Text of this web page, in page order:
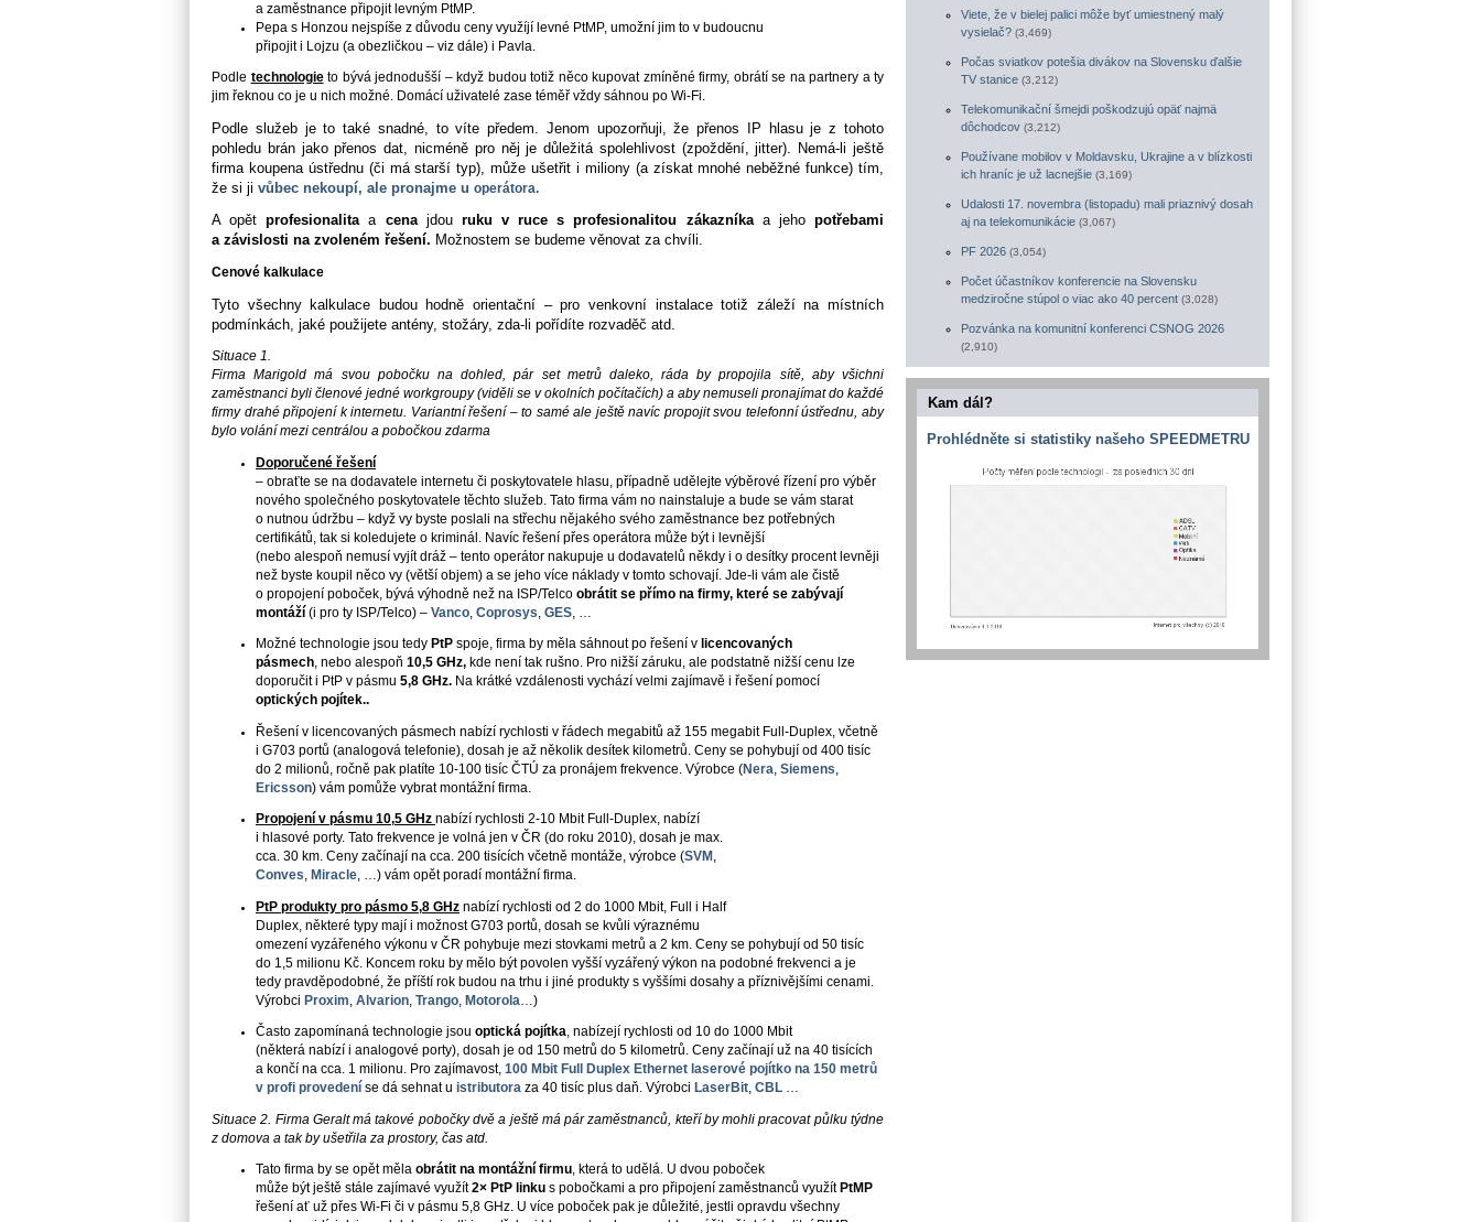
a zaměstnance připojit levným PtMP.
Pepa s Honzou nejspíše z důvodu ceny využíjí levné PtMP, umožní jim to v budoucnu
připojit i Lojzu (a obezličkou – viz dále) i Pavla.
Podle technologieto bývá jednodušší – když budou totiž něco kupovat zmíněné firmy, obrátí se na partnery a ty
jim řeknou co je u nich možné. Domácí uživatelé zase téměř vždy sáhnou po Wi-Fi.
Podle služeb je to také snadné, tovíte předem. Jenom upozorňuji, že přenos IP hlasu je z tohoto
pohledu brán jako přenosdat, nicméně pro něj je důležitá spolehlivost (zpoždění, jitter). Nemá-li ještě
firma koupena ústřednu (či má starší typ), může ušetřit i miliony (a získat mnohé neběžnéfunkce) tím,
že si ji vůbec nekoupí, ale pronajme u operátora.
A opětprofesionalitaa cena jdou ruku v ruce s profesionalitou zákazníka a jehopotřebami
a závislosti na zvoleném řešení. Možnostem se budeme věnovat za chvíli.
Cenové kalkulace
Tyto všechny kalkulace budou hodně orientační – pro venkovní instalace totiž záleží na místních
podmínkách, jaké použijete antény, stožáry, zda-li pořídíte rozvaděč atd.
Situace 1.
Firma Marigold má svou pobočku na dohled, pár set metrů daleko, ráda by propojila sítě, aby všichni
zaměstnanci byli členové jedné workgroupy (viděli se v okolních počítačích) a aby nemuseli pronajímat do každé
firmy drahé připojení k internetu. Variantní řešení – to samé ale ještě navíc propojit svou telefonní ústřednu, aby
bylo volání mezi centrálou a pobočkou zdarma
Doporučené řešení
– obraťte se na dodavatele internetu či poskytovatele hlasu, případně udělejte výběrové řízení pro výběr
nového společného poskytovatele těchto služeb. Tato firma vám no nainstaluje a bude se vám starat
o nutnou údržbu – když vy byste poslali na střechu nějakého svého zaměstnance bez potřebných
certifikátů, tak si koledujete o kriminál. Navíc řešení přes operátora může být i levnější
(nebo alespoň nemusí vyjít dráž – tento operátor nakupuje u dodavatelů někdy i o desítky procent levněji
než byste koupil něco vy (větší objem) a se jeho více náklady v tomto schovají. Jde-li vám ale čistě
o propojení poboček, bývá výhodně než na ISP/Telco obrátit se přímo na firmy, které se zabývají
montáží (i pro ty ISP/Telco) – Vanco Coprosys GES
Možné technologie jsou tedy PtP spoje, firma by měla sáhnout po řešení v licencovaných
pásmech , nebo alespoň 10,5 GHz, kde není tak rušno. Pro nižší záruku, ale podstatně nižší cenu lze
doporučit i PtP v pásmu 5,8 GHz. Na krátké vzdálenosti vychází velmi zajímavě i řešení pomocí
optických pojítek..
Řešení v licencovaných pásmech nabízí rychlosti v řádech megabitů až 155 megabit Full-Duplex, včetně
i G703 portů (analogová telefonie), dosah je až několik desítek kilometrů. Ceny se pohybují od 400 tisíc
do 2 milionů, ročně pak platíte 10-100 tisíc ČTÚ za pronájem frekvence. Výrobce (Nera Siemens
Ericsson) vám pomůže vybrat montážní firma.
Propojení v pásmu 10,5 GHz nabízí rychlosti 2-10 Mbit Full-Duplex, nabízí
i hlasové porty. Tato frekvence je volná jen v ČR (do roku 2010), dosah je max.
cca. 30 km. Ceny začínají na cca. 200 tisících včetně montáže, výrobce (SVM
Conves
Miracle , …) vám opět poradí montážní firma.
PtP produkty pro pásmo 5,8 GHz nabízí rychlosti od 2 do 1000 Mbit, Full i Half
Duplex, některé typy mají i možnost G703 portů, dosah se kvůli výraznému
omezení vyzářeného výkonu v ČR pohybuje mezi stovkami metrů a 2 km. Ceny se pohybují od 50 tisíc
do 1,5 milionu Kč. Koncem roku by mělo být povolen vyšší vyzářený výkon na podobné frekvenci a je
tedy pravděpodobné, že příští rok budou na trhu i jiné produkty s vyššími dosahy a příznivějšími cenami.
Výrobci Proxim Alvarion Trango Motorola …)
Často zapomínaná technologie jsou optická pojítka , nabízejí rychlosti od 10 do 1000 Mbit
(některá nabízí i analogové porty), dosah je od 150 metrů do 5 kilometrů. Ceny začínají už na 40 tisících
a končí na cca. 1 milionu. Pro zajímavost, 100 Mbit Full Duplex Ethernet laserové pojítko na 150 metrů
v profi provedení se dá sehnat u istributora za 40 tisíc plus daň. Výrobci LaserBit CBL
Situace 2. Firma Geraltmá takové pobočky dvě a ještě má pár zaměstnanců, kteří by mohli pracovat půlku týdne
z domova a tak by ušetřila za prostory, čas atd.
Tato firma by se opět měla obrátit na montážní firmu , která to udělá. U dvou poboček
může být ještě stále zajímavé využít2× PtP linku s pobočkami a pro připojení zaměstnanců využít PtMP
řešení ať už přes Wi-Fi či v pásmu 5,8 GHz. U více poboček pak je důležité, jestli opravdu všechny
Viete, že v bielej palici môže byť umiestnený malý
vysielač? (3,469)
Počas sviatkov potešia divákov na Slovensku ďalšie
TV stanice (3,212)
Telekomunikační šmejdi poškodzujú opäť najmä
dôchodcov (3,212)
Používane mobilov v Moldavsku, Ukrajine a v blízkosti
ich hraníc je už lacnejšie (3,169)
Udalosti 17. novembra (listopadu) mali priaznivý dosah
aj na telekomunikácie (3,067)
PF 2026 (3,054)
Počet účastníkov konferencie na Slovensku
medziročne stúpol o viac ako 40 percent (3,028)
Pozvánka na komunitní konferenci CSNOG 2026
(2,910)
Kam dál?
Prohlédněte si statistiky našeho SPEEDMETRU